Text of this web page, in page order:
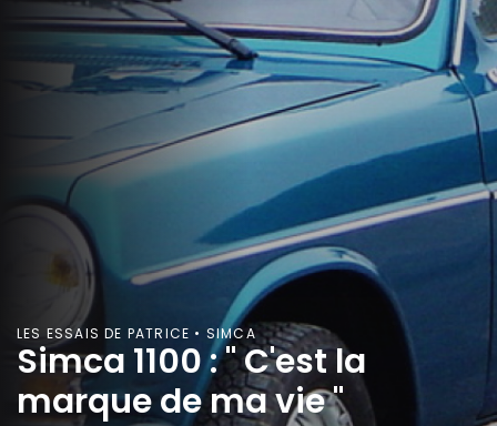
LES ESSAIS DE PATRICE • SIMCA
Simca 1100 : " C'est la
marque de ma vie "